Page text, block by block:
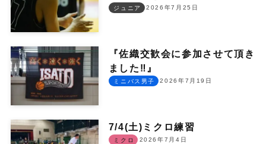
2026年7月25日
ジュニア
『佐織交歓会に参加させて頂き
ました‼︎』
2026年7月19日
ミニバス男子
7/4(土)ミクロ練習
2026年7月4日
ミクロ